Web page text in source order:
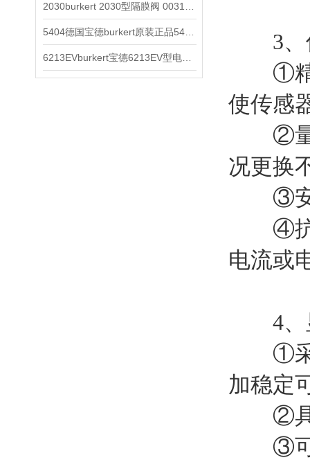
3、
①精度
使传感
②量程
况更换
③安
④抗过
电流或
4、
①采用
加稳定
②具有
③可